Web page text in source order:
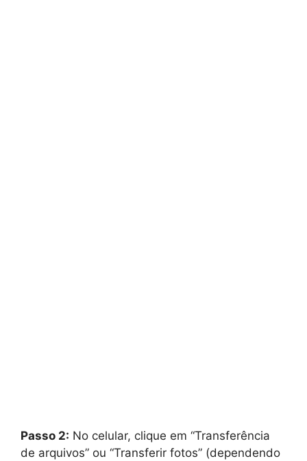
Passo 2: No celular, clique em “Transferência
de arquivos” ou “Transferir fotos” (dependendo